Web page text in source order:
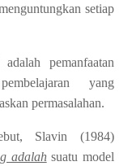
setiap
pemanfaatan
yang
permasalahan.
Slavin (1984)
adalahsuatu model